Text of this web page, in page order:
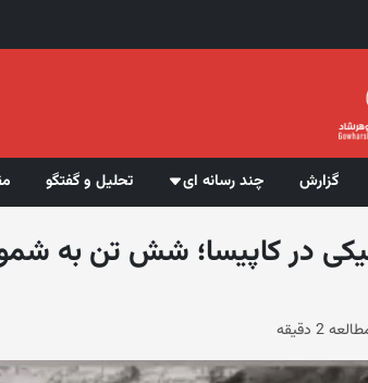
گزارش چند رسانه ای تحلیل و گفتگو
در کاپیسا؛ شش تن به
2 دقیقه